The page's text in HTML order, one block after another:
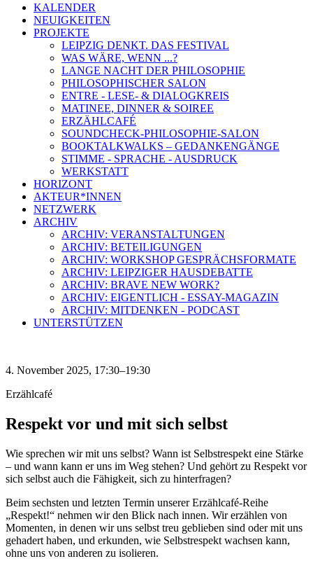
KALENDER
NEUIGKEITEN
PROJEKTE
LEIPZIG DENKT. DAS FESTIVAL
WAS WÄRE, WENN ...?
LANGE NACHT DER PHILOSOPHIE
PHILOSOPHISCHER SALON
ENTRE - LESE- & DIALOGKREIS
MATINEE, DINNER & SOIREE
ERZÄHLCAFÉ
SOUNDCHECK-PHILOSOPHIE-SALON
BOOKTALKWALKS – GEDANKENGÄNGE
STIMME - SPRACHE - AUSDRUCK
WERKSTATT
HORIZONT
AKTEUR*INNEN
NETZWERK
ARCHIV
ARCHIV: VERANSTALTUNGEN
ARCHIV: BETEILIGUNGEN
ARCHIV: WORKSHOP GESPRÄCHSFORMATE
ARCHIV: LEIPZIGER HAUSDEBATTE
ARCHIV: BRAVE NEW WORK?
ARCHIV: EIGENTLICH - ESSAY-MAGAZIN
ARCHIV: MITDENKEN - PODCAST
UNTERSTÜTZEN
4. November 2025, 17:30–19:30
Erzählcafé
Respekt vor und mit sich selbst
Wie sprechen wir mit uns selbst? Wann ist Selbstrespekt eine Stärke
– und wann kann er uns im Weg stehen? Und gehört zu Respekt vor
sich selbst auch die Fähigkeit, sich zu hinterfragen?
Beim sechsten und letzten Termin unserer Erzählcafé-Reihe
„Respekt!“ nehmen wir den Blick nach innen. Wir erzählen von
Momenten, in denen wir uns selbst treu geblieben sind oder mit uns
gehadert haben, und erkunden, wie Selbstrespekt wachsen kann,
ohne uns von anderen zu isolieren.